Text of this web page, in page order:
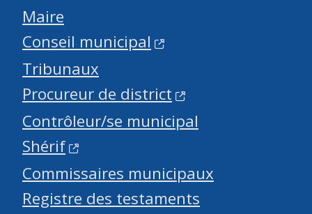
Maire
Conseil municipal
Tribunaux
Procureur de district
Contrôleur/se municipal
Shérif
Commissaires municipaux
Registre des testaments